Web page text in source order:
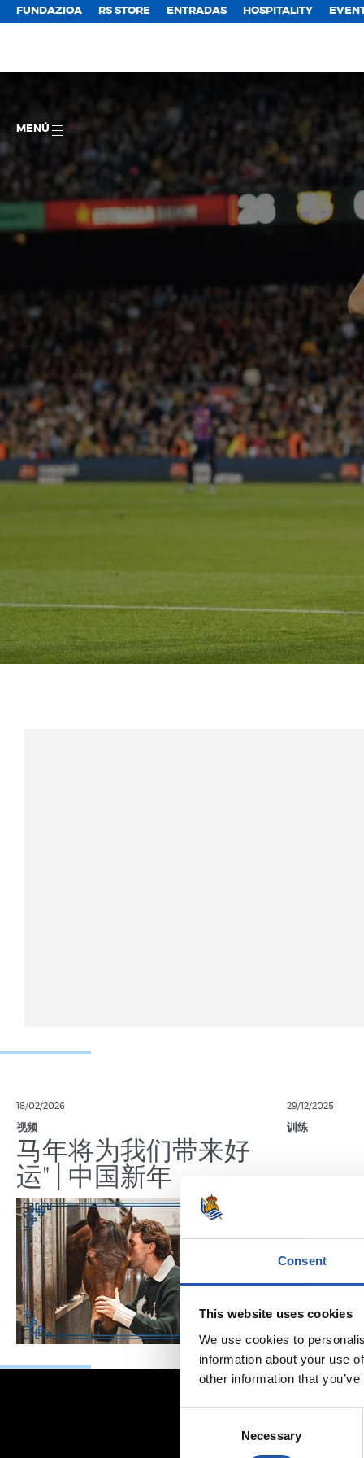
Consent
This website uses cookies
We use cookies to
information about your use
other information that
Necessary
FUNDAZIOA RS STORE ENTRADAS HOSPITALITY
MENÚ
18/02/2026
视频
马年将为我们带来好
运" | 中国新年
29/12/2025
训练